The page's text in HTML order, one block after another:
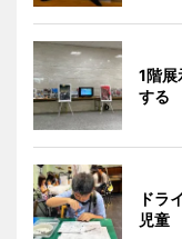
1階展
する
ドラ
児童